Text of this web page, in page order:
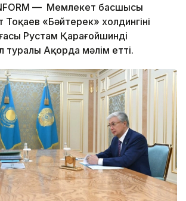
— Мемлекет басшысы
«Бәйтерек» холдингінің
Рустам Қарағойшинді
туралы Ақорда мәлім етті.